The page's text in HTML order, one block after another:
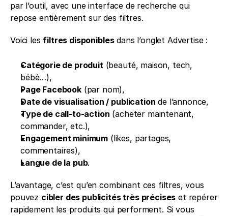
par l’outil, avec une interface de recherche qui
repose entièrement sur des filtres.
Voici les filtres disponibles dans l’onglet Advertise :
Catégorie de produit (beauté, maison, tech,
bébé…),
Page Facebook (par nom),
Date de visualisation / publication de l’annonce,
Type de call-to-action (acheter maintenant,
commander, etc.),
Engagement minimum (likes, partages,
commentaires),
Langue de la pub.
L’avantage, c’est qu’en combinant ces filtres, vous
pouvez cibler des publicités très précises et repérer
rapidement les produits qui performent. Si vous